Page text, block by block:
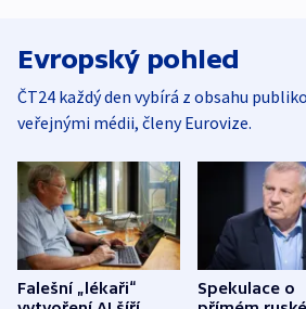
Evropský pohled
ČT24 každý den vybírá z obsahu
veřejnými médii, členy Eurovize.
Falešní „lékaři“
Spekulace o